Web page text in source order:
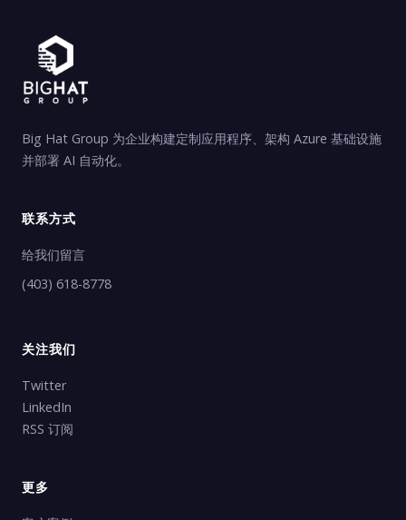
Big Hat Group 为企业构建定制应用程序、架构 Azure 基础设施
并部署 AI 自动化。
联系方式
给我们留言
(403) 618-8778
关注我们
Twitter
LinkedIn
RSS 订阅
更多